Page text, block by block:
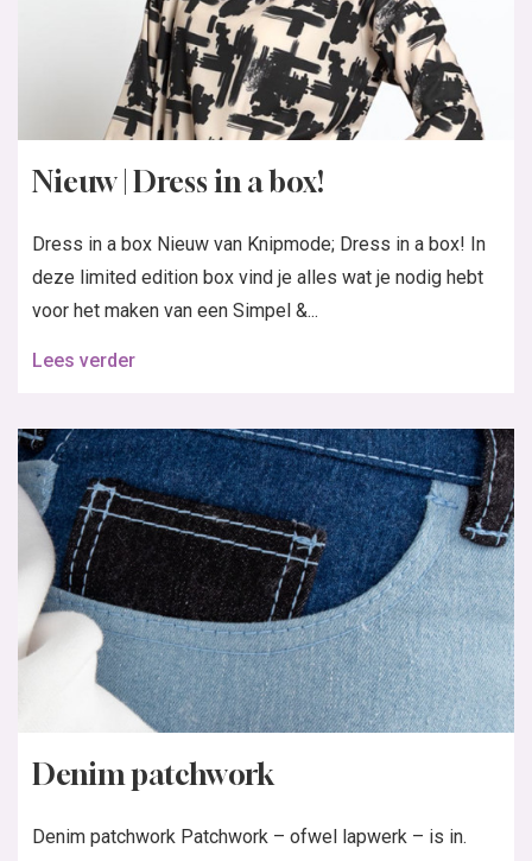
Nieuw | Dress in a box!
Dress in a box Nieuw van Knipmode; Dress in a box! In
deze limited edition box vind je alles wat je nodig hebt
voor het maken van een Simpel &...
Lees verder
Denim patchwork
Denim patchwork Patchwork – ofwel lapwerk – is in.